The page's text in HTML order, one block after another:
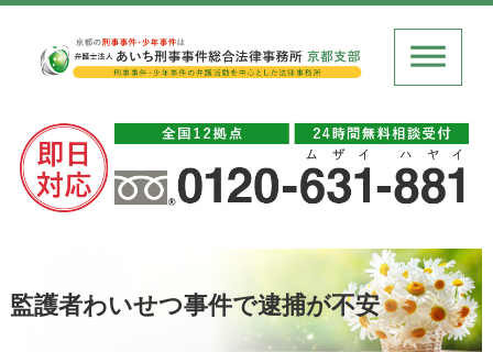
監護者わいせつ事件で逮捕が不安